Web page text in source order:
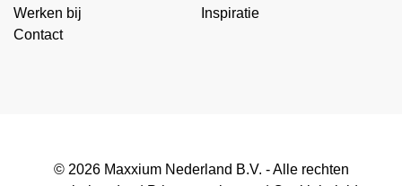
Werken bij
Inspiratie
Contact
© 2026 Maxxium Nederland B.V. - Alle rechten